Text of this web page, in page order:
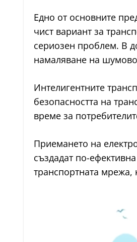
Едно от основните
чист вариант за
сериозен проблем. В
намаляване на
Интелигентните
безопасността на
време за
Приемането на
създадат по-
транспортната мрежа,